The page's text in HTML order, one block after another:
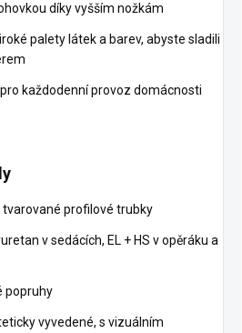
díky vyšším nožkám
palety látek a barev, abyste sladili
každodenní provoz domácnosti
profilové trubky
v sedácích, EL + HS v opěráku a
popruhy
vyvedené, s vizuálním